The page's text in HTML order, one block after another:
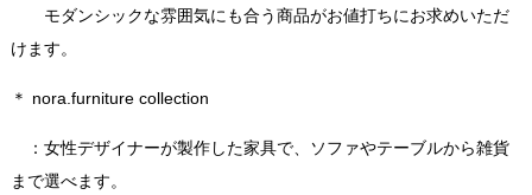
モダンシックな雰囲気にも合う商品がお値打ちにお求めいただ
けます。
＊ nora.furniture collection
：女性デザイナーが製作した家具で、ソファやテーブルから雑貨
まで選べます。